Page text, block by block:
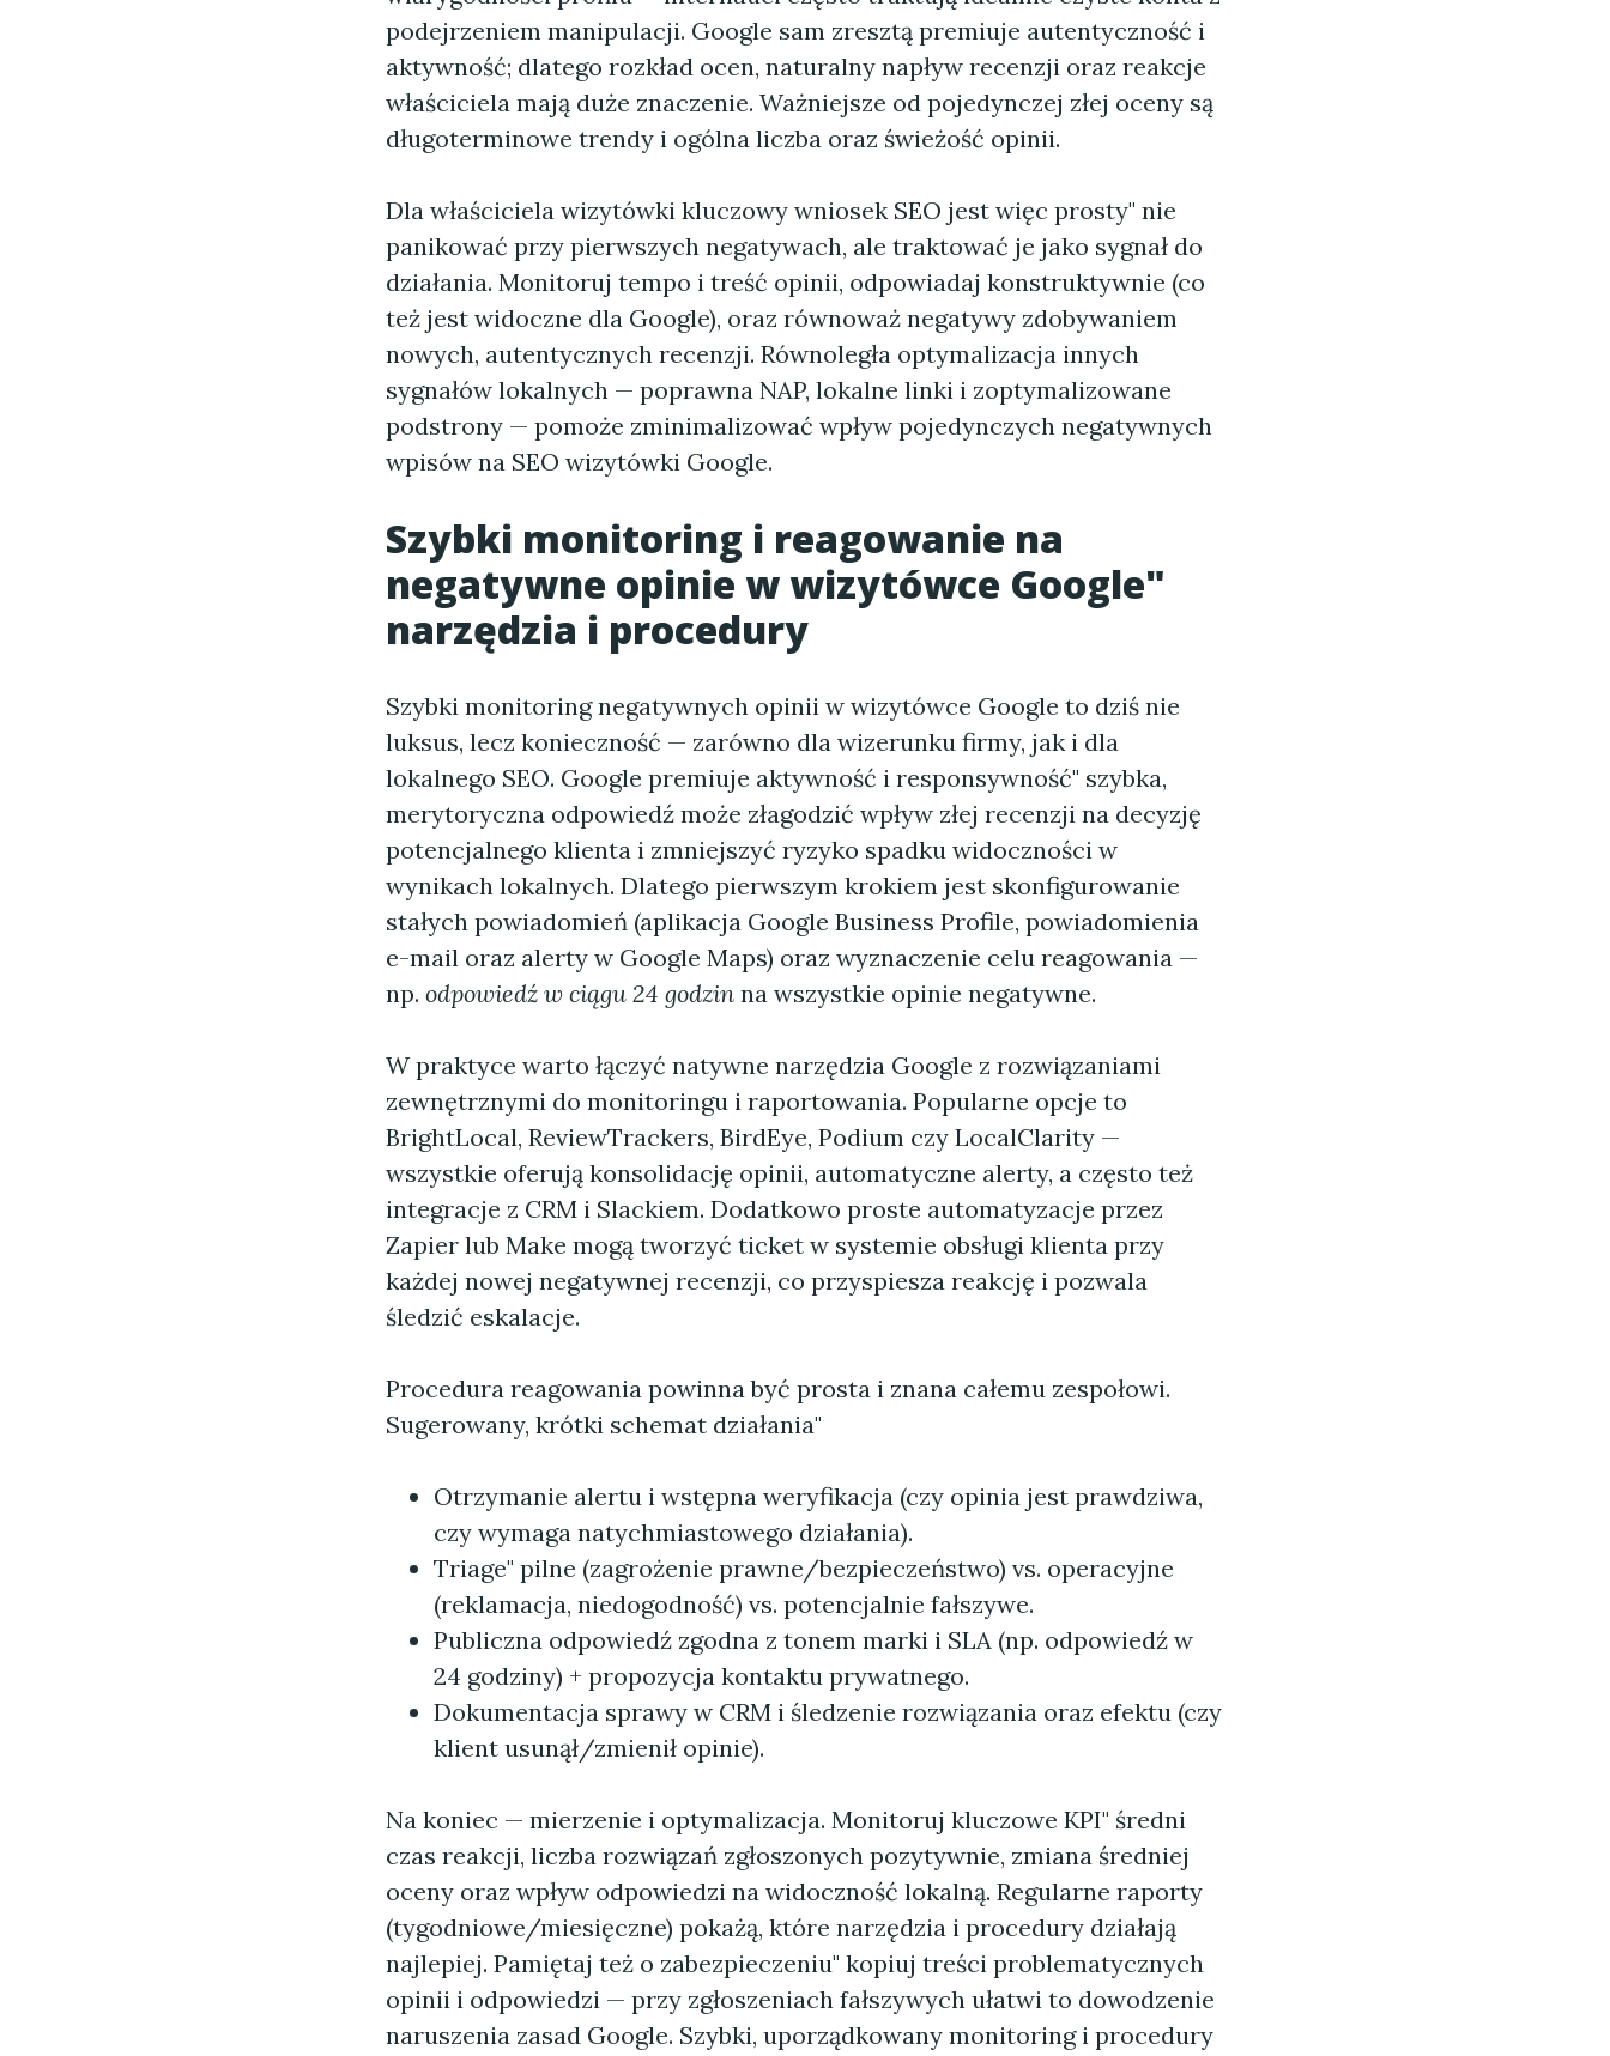
podejrzeniem manipulacji. Google sam zresztą premiuje autentyczność i
aktywność; dlatego rozkład ocen, naturalny napływ recenzji oraz reakcje
właściciela mają duże znaczenie. Ważniejsze od pojedynczej złej oceny są
długoterminowe trendy i ogólna liczba oraz świeżość opinii.
Dla właściciela wizytówki kluczowy wniosek SEO jest więc prosty" nie
panikować przy pierwszych negatywach, ale traktować je jako sygnał do
działania. Monitoruj tempo i treść opinii, odpowiadaj konstruktywnie (co
też jest widoczne dla Google), oraz równoważ negatywy zdobywaniem
nowych, autentycznych recenzji. Równoległa optymalizacja innych
sygnałów lokalnych — poprawna NAP, lokalne linki i zoptymalizowane
podstrony — pomoże zminimalizować wpływ pojedynczych negatywnych
wpisów na SEO wizytówki Google.
Szybki monitoring i reagowanie na
negatywne opinie w wizytówce Google"
narzędzia i procedury
Szybki monitoring negatywnych opinii w wizytówce Google to dziś nie
luksus, lecz konieczność — zarówno dla wizerunku firmy, jak i dla
lokalnego SEO. Google premiuje aktywność i responsywność" szybka,
merytoryczna odpowiedź może złagodzić wpływ złej recenzji na decyzję
potencjalnego klienta i zmniejszyć ryzyko spadku widoczności w
wynikach lokalnych. Dlatego pierwszym krokiem jest skonfigurowanie
stałych powiadomień (aplikacja Google Business Profile, powiadomienia
e-mail oraz alerty w Google Maps) oraz wyznaczenie celu reagowania —
np. odpowiedź w ciągu 24 godzin na wszystkie opinie negatywne.
W praktyce warto łączyć natywne narzędzia Google z rozwiązaniami
zewnętrznymi do monitoringu i raportowania. Popularne opcje to
BrightLocal, ReviewTrackers, BirdEye, Podium czy LocalClarity —
wszystkie oferują konsolidację opinii, automatyczne alerty, a często też
integracje z CRM i Slackiem. Dodatkowo proste automatyzacje przez
Zapier lub Make mogą tworzyć ticket w systemie obsługi klienta przy
każdej nowej negatywnej recenzji, co przyspiesza reakcję i pozwala
śledzić eskalacje.
Procedura reagowania powinna być prosta i znana całemu zespołowi.
Sugerowany, krótki schemat działania"
Otrzymanie alertu i wstępna weryfikacja (czy opinia jest prawdziwa,
czy wymaga natychmiastowego działania).
Triage" pilne (zagrożenie prawne/bezpieczeństwo) vs. operacyjne
(reklamacja, niedogodność) vs. potencjalnie fałszywe.
Publiczna odpowiedź zgodna z tonem marki i SLA (np. odpowiedź w
24 godziny) + propozycja kontaktu prywatnego.
Dokumentacja sprawy w CRM i śledzenie rozwiązania oraz efektu (czy
klient usunął/zmienił opinie).
Na koniec — mierzenie i optymalizacja. Monitoruj kluczowe KPI" średni
czas reakcji, liczba rozwiązań zgłoszonych pozytywnie, zmiana średniej
oceny oraz wpływ odpowiedzi na widoczność lokalną. Regularne raporty
(tygodniowe/miesięczne) pokażą, które narzędzia i procedury działają
najlepiej. Pamiętaj też o zabezpieczeniu" kopiuj treści problematycznych
opinii i odpowiedzi — przy zgłoszeniach fałszywych ułatwi to dowodzenie
naruszenia zasad Google. Szybki, uporządkowany monitoring i procedury